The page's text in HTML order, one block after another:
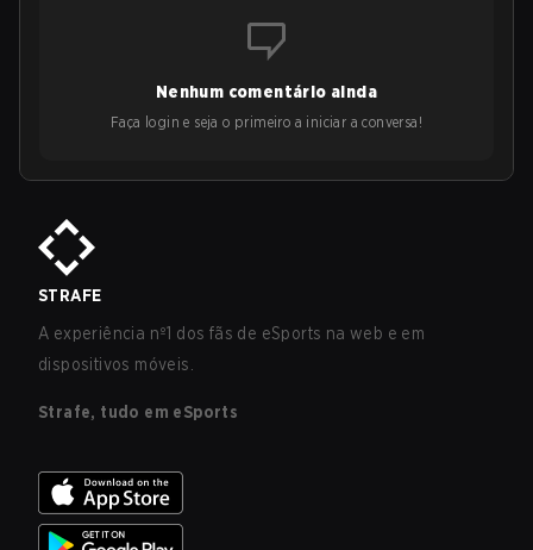
Nenhum comentário ainda
Faça login e seja o primeiro a iniciar a conversa!
STRAFE
A experiência nº1 dos fãs de eSports na web e em
dispositivos móveis.
Strafe, tudo em eSports